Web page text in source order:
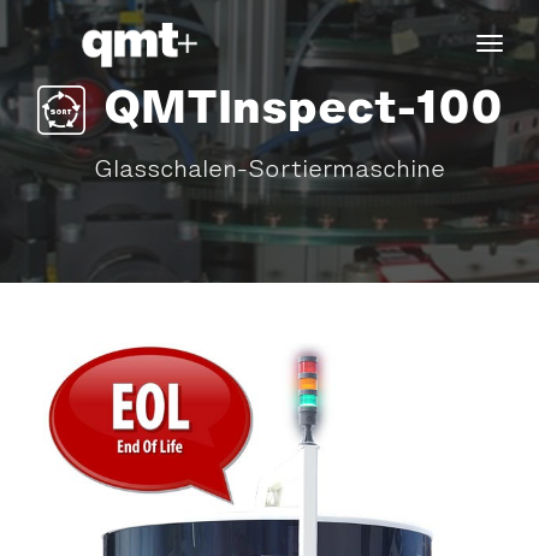
QMTInspect-100
Glasschalen-Sortiermaschine